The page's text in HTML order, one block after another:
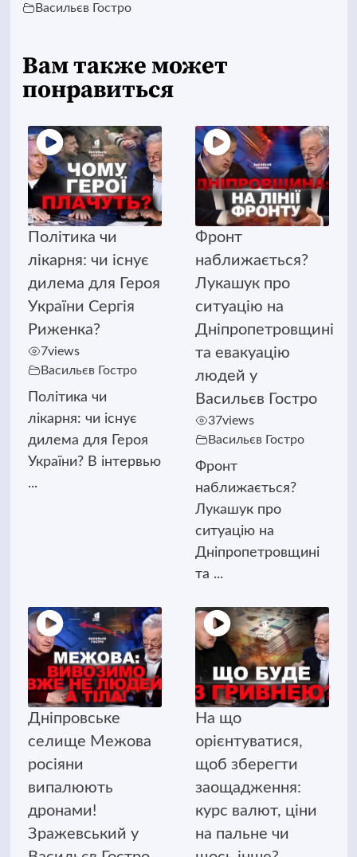
Васильєв Гостро
Вам также может
понравиться
Політика чи
лікарня: чи існує
дилема для Героя
України Сергія
Риженка?
7views
Васильєв Гостро
Політика чи
лікарня: чи існує
дилема для Героя
України? В інтервью
...
Фронт
наближається?
Лукашук про
ситуацію на
Дніпропетровщині
та евакуацію
людей у
Васильєв Гостро
37views
Васильєв Гостро
Фронт
наближається?
Лукашук про
ситуацію на
Дніпропетровщині
та ...
Дніпровське
селище Межова
росіяни
випалюють
дронами!
Зражевський у
На що
орієнтуватися,
щоб зберегти
заощадження:
курс валют, ціни
на пальне чи